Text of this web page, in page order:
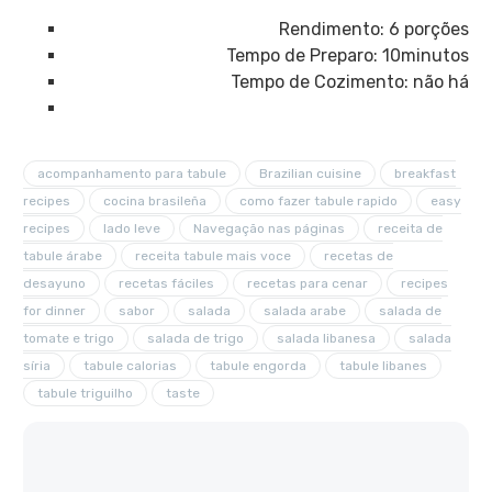
Rendimento: 6 porções
Tempo de Preparo: 10minutos
Tempo de Cozimento: não há
acompanhamento para tabule Brazilian cuisine
breakfast
recipes
cocina brasileña como fazer tabule rapido
easy
recipes
lado leve Navegação nas páginas
receita de
tabule árabe
receita tabule mais voce
recetas de
desayuno
recetas fáciles recetas para cenar
recipes
for dinner
sabor salada salada arabe
salada de
tomate e trigo
salada de trigo salada libanesa
salada
síria
tabule calorias tabule engorda
tabule libanes
tabule triguilho
taste